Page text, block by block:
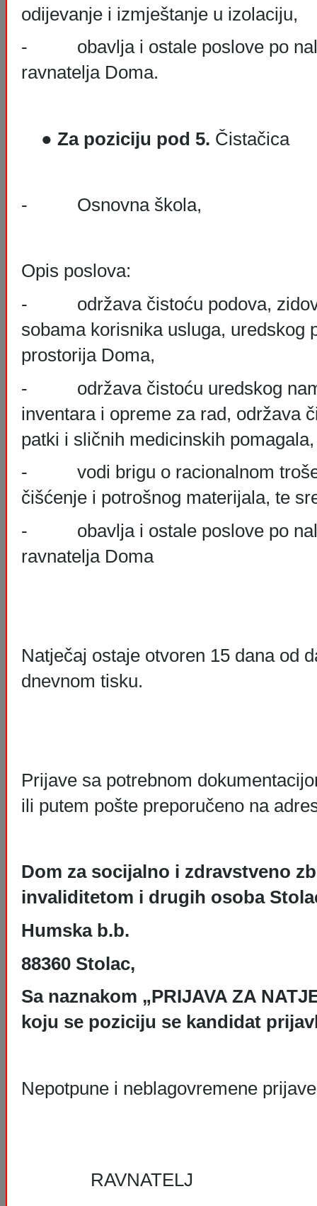
odijevanje i izmještanje u izolaciju,
- obavlja i ostale poslove po
ravnatelja Doma.
● Za poziciju pod 5. Čistačica
- Osnovna škola,
Opis poslova:
- održava čistoću podova,
sobama korisnika usluga, uredskog
prostorija Doma,
- održava čistoću uredskog
inventara i opreme za rad, održava
patki i sličnih medicinskih pomagala,
- vodi brigu o racionalnom
čišćenje i potrošnog materijala, te
- obavlja i ostale poslove po
ravnatelja Doma
Natječaj ostaje otvoren 15 dana od
dnevnom tisku.
Prijave sa potrebnom
ili putem pošte preporučeno na
Dom za socijalno i zdravstveno
invaliditetom i drugih osoba
Humska b.b.
88360 Stolac,
Sa naznakom „PRIJAVA ZA
koju se poziciju se kandidat
Nepotpune i neblagovremene
RAVNATELJ